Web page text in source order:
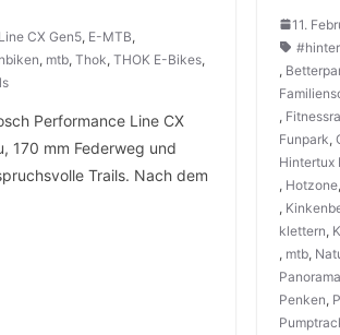
CX Gen5, E-MTB,
, mtb, Thok, THOK E-Bikes,
Performance Line CX
170 mm Federweg und
Trails. Nach dem
11.
,
,
Funpark,
Hintertux
, Hotzone,
,
klettern,
, mtb,
Panorama
Penken,